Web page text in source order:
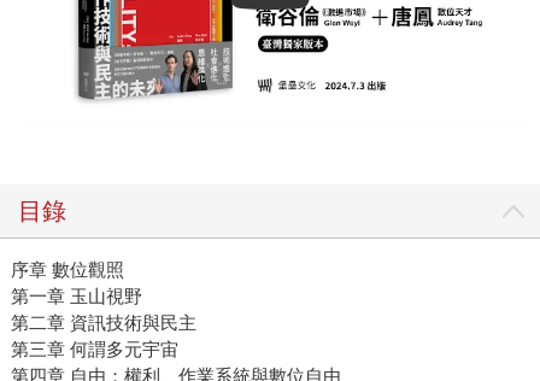
目錄
序章 數位觀照
第一章 玉山視野
第二章 資訊技術與民主
第三章 何謂多元宇宙
第四章 自由：權利、作業系統與數位自由